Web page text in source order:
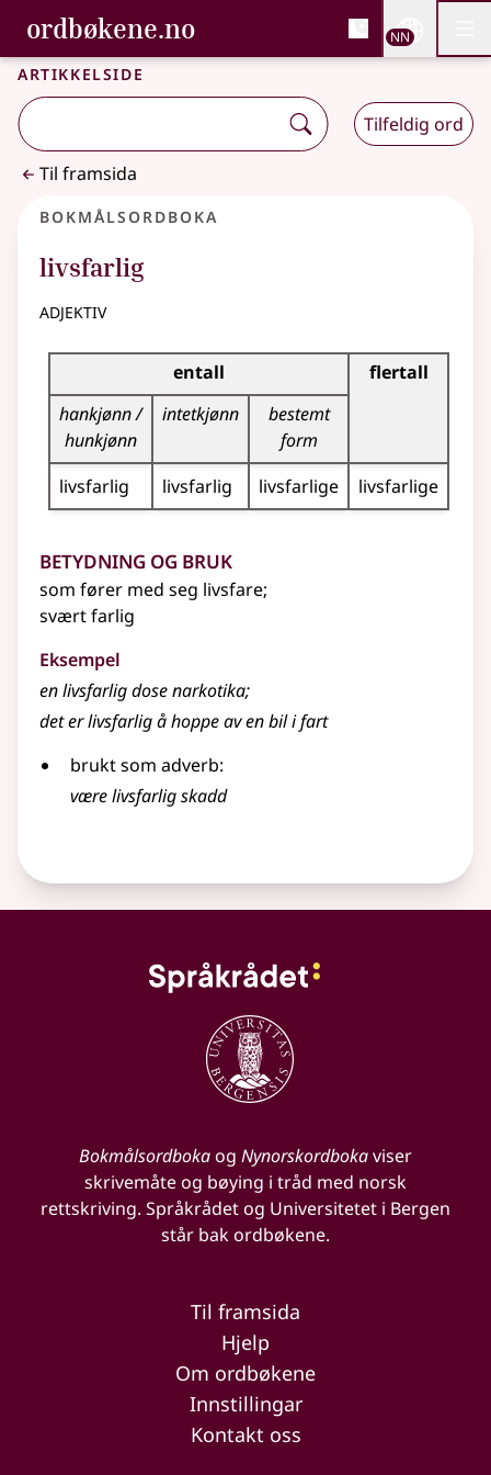
Gå til hovudinnhald
Tilgjenge
ordbøkene.no, Bokmålsordboka og
Bokmålsordboka og Nynorskordboka
NN
Artikkelside
Tilfeldig ord
Til framsida
Bokmålsordboka
livsfarlig
adjektiv
Bøyingstabell for dette adjektivet
entall
flertall
hankjønn /
hunkjønn
intetkjønn
bestemt
form
livsfarlig
livsfarlig livsfarlige livsfarlige
Betydning og bruk
som fører med seg livsfare;
svært farlig
Eksempel
enlivsfarligdose narkotika;
det erlivsfarligå hoppe av en bil i fart
brukt som adverb:
være livsfarlig skadd
Bokmålsordbokaog Nynorskordbokaviser
skrivemåte og bøying i tråd med norsk
rettskriving. Språkrådet og Universitetet i Bergen
står bak ordbøkene.
Til framsida
Hjelp
Om ordbøkene
Innstillingar
Kontakt oss